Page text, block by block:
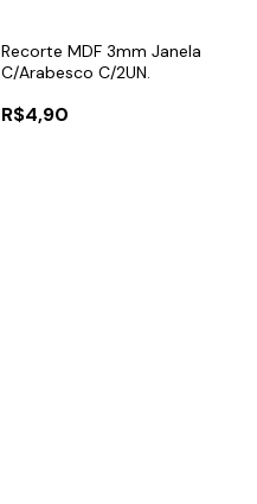
Recorte MDF 3mm Janela
C/Arabesco C/2UN.
R$4,90